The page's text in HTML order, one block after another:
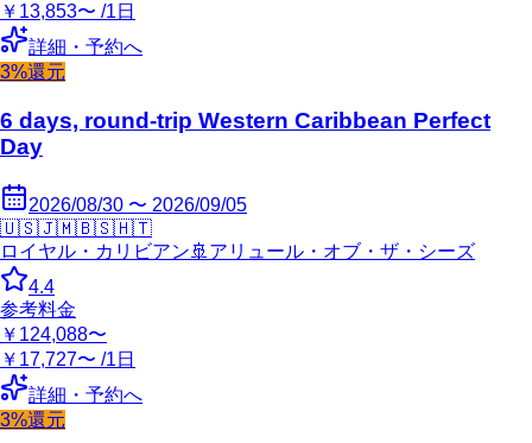
￥13,853〜 /1日
詳細・予約へ
3%還元
6 days, round-trip Western Caribbean Perfect
Day
2026/08/30 〜 2026/09/05
🇺🇸🇯🇲🇧🇸🇭🇹
ロイヤル・カリビアン 🚢 アリュール・オブ・ザ・シーズ
4.4
参考料金
￥124,088〜
￥17,727〜 /1日
詳細・予約へ
3%還元